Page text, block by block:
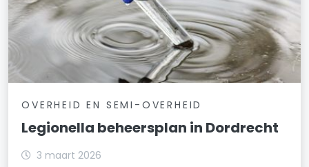
OVERHEID EN SEMI-OVERHEID
Legionella beheersplan in Dordrecht
3 maart 2026